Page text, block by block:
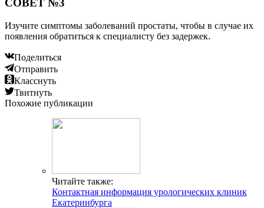
СОВЕТ №3
Изучите симптомы заболеваний простаты, чтобы в случае их
появления обратиться к специалисту без задержек.
Поделиться
Отправить
Класснуть
Твитнуть
Похожие публикации
Читайте также:
Контактная информация урологических клиник
Екатеринбурга